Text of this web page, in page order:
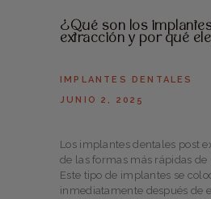
¿Qué son los
extracción y por qué
IMPLANTES DENTALES
JUNIO 2, 2025
Los implantes dentales post
de las formas más rápidas de
Este tipo de implantes se
inmediatamente después de